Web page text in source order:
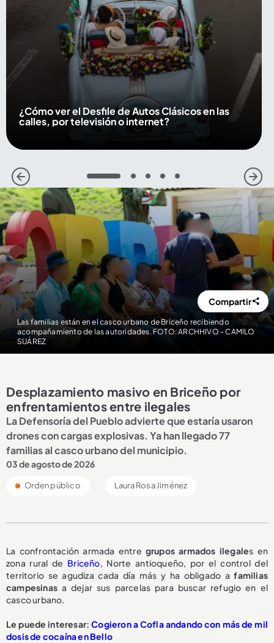
¿Cómo ver el Desfile de Autos Clásicos en las
calles, por televisión o internet?
1 2 3 4 5
Las familias están en el casco urbano de Briceño recibiendo
acompañamiento de las autoridades. FOTO: ARCHHIVO - CAMILO
SUÁREZ
Compartir
Desplazamiento masivo en Briceño por
enfrentamientos entre ilegales
La Defensoría del Pueblo advierte que estaría usaron
drones con cargas explosivas. Ya han llegado 77
familias al casco urbano del municipio.
03 de agosto de 2026
Orden público Laura Rosa Jiménez
La confrontación armada entre grupos armados ilegales en
zona rural de Briceño, Norte antioqueño, por el control del
territorio se agudiza cada día más y ha obligado afamilias
campesinas a dejar sus parcelas para buscar refugio en el
casco urbano.
Le puede interesar:Cogieron a Cofla andando con más de mil
dosis de cocaína en Bello